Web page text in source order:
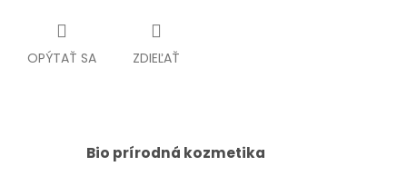
OPÝTAŤ SA ZDIEĽAŤ
Bio prírodná kozmetika